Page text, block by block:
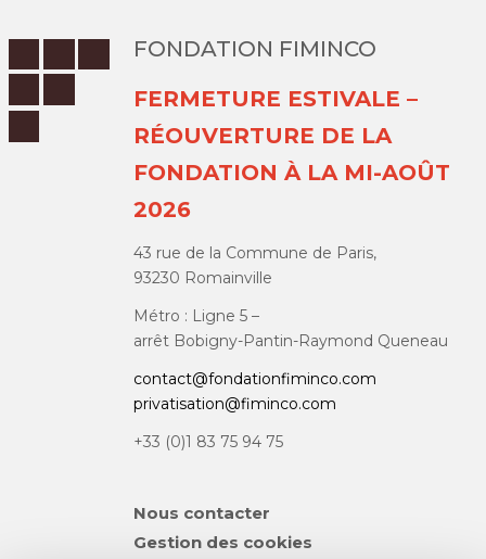
FONDATION FIMINCO
FERMETURE ESTIVALE –
RÉOUVERTURE DE LA
FONDATION À LA MI-AOÛT
2026
43 rue de la Commune de Paris,
93230 Romainville
Métro : Ligne 5 –
arrêt Bobigny-Pantin-Raymond Queneau
contact@fondationfiminco.com
privatisation@fiminco.com
+33 (0)1 83 75 94 75
Aller
contenu
Nous contacter
Gestion des cookies